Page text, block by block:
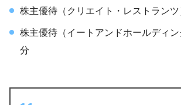
株主優待（クリエイト・レストラン
株主優待（イートアンドホールディ
分